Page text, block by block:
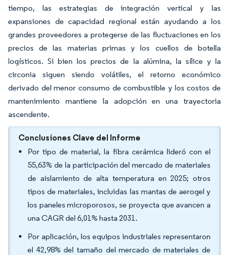
tiempo, las estrategias de integración vertical y las
expansiones de capacidad regional están ayudando a los
grandes proveedores a protegerse de las fluctuaciones en los
precios de las materias primas y los cuellos de botella
logísticos. Si bien los precios de la alúmina, la sílice y la
circonia siguen siendo volátiles, el retorno económico
derivado del menor consumo de combustible y los costos de
mantenimiento mantiene la adopción en una trayectoria
ascendente.
Conclusiones Clave del Informe
Por tipo de material, la fibra cerámica lideró con el
55,63% de la participación del mercado de materiales
de aislamiento de alta temperatura en 2025; otros
tipos de materiales, incluidas las mantas de aerogel y
los paneles microporosos, se proyecta que avancen a
una CAGR del 6,01% hasta 2031.
Por aplicación, los equipos industriales representaron
el 42,98% del tamaño del mercado de materiales de